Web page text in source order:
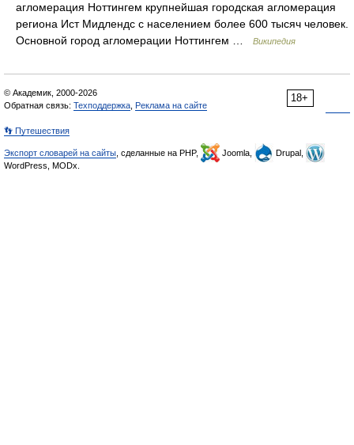
агломерация Ноттингем крупнейшая городская агломерация
региона Ист Мидлендс с населением более 600 тысяч человек.
Основной город агломерации Ноттингем …
Википедия
18+
© Академик, 2000-2026
Обратная связь: Техподдержка Реклама на сайте
👣 Путешествия
Экспорт словарей на сайты , сделанные на PHP, Joomla,
Drupal,
WordPress, MODx.